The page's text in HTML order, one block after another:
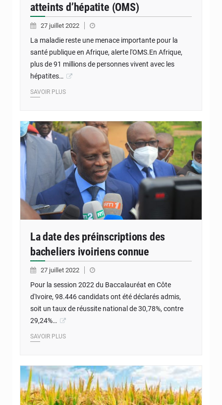
atteints d’hépatite (OMS)
27 juillet 2022
La maladie reste une menace importante pour la
santé publique en Afrique, alerte l'OMS.En Afrique,
plus de 91 millions de personnes vivent avec les
hépatites…
SAVOIR PLUS
La date des préinscriptions des
bacheliers ivoiriens connue
27 juillet 2022
Pour la session 2022 du Baccalauréat en Côte
d'Ivoire, 98.446 candidats ont été déclarés admis,
soit un taux de réussite national de 30,78%, contre
29,24%…
SAVOIR PLUS